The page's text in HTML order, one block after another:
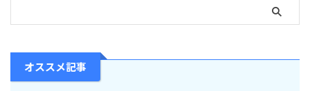
オススメ記事